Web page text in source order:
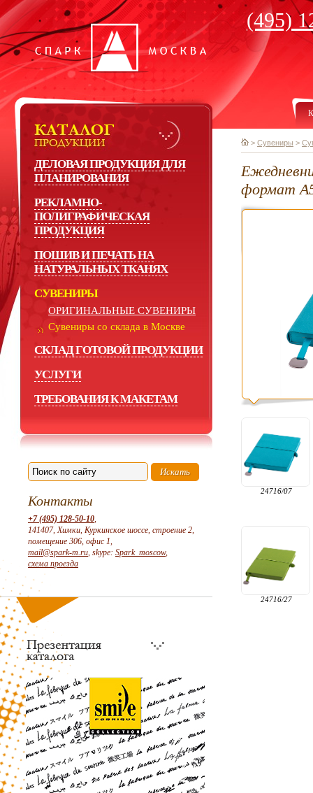
(495)
ДЕЛОВАЯ ПРОДУКЦИЯ ДЛЯ
ПЛАНИРОВАНИЯ
РЕКЛАМНО-
ПОЛИГРАФИЧЕСКАЯ
ПРОДУКЦИЯ
ПОШИВ И ПЕЧАТЬ НА
НАТУРАЛЬНЫХ ТКАНЯХ
СУВЕНИРЫ
ОРИГИНАЛЬНЫЕ СУВЕНИРЫ
Сувениры со склада в Москве
СКЛАД ГОТОВОЙ ПРОДУКЦИИ
УСЛУГИ
ТРЕБОВАНИЯ К МАКЕТАМ
Контакты
+7 (495) 128-50-10,
141407, Химки, Куркинское шоссе, строение 2,
помещение 306, офис 1,
mail@spark-m.ru, skype: Spark_moscow,
схема проезда
> Сувениры >
формат
24716/07
24716/27